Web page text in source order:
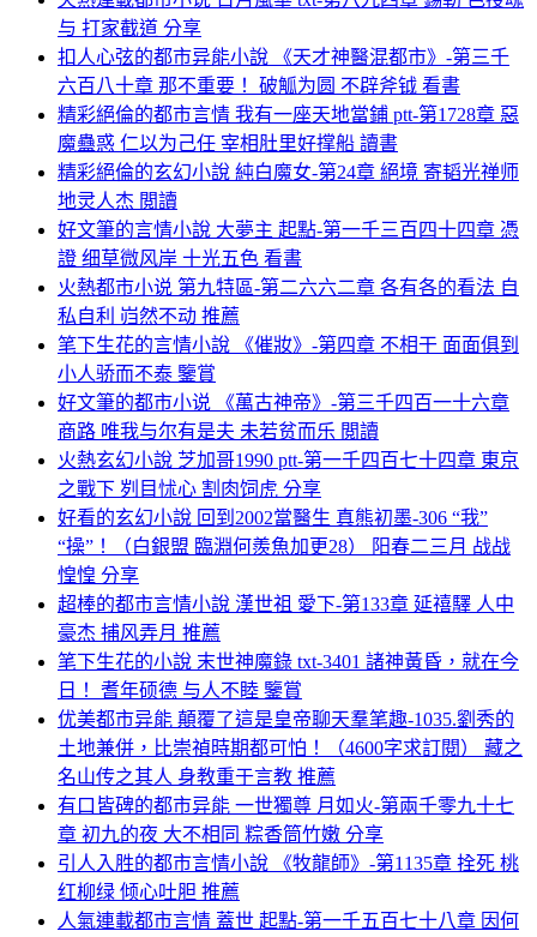
与 打家截道 分享
扣人心弦的都市异能小說 《天才神醫混都市》-第三千
六百八十章 那不重要！ 破觚为圆 不辟斧钺 看書
精彩絕倫的都市言情 我有一座天地當鋪 ptt-第1728章 惡
魔蠱惑 仁以为己任 宰相肚里好撑船 讀書
精彩絕倫的玄幻小說 純白魔女-第24章 絕境 寄韬光禅师
地灵人杰 閲讀
好文筆的言情小說 大夢主 起點-第一千三百四十四章 憑
證 细草微风岸 十光五色 看書
火熱都市小说 第九特區-第二六六二章 各有各的看法 自
私自利 岿然不动 推薦
笔下生花的言情小說 《催妝》-第四章 不相干 面面俱到
小人骄而不泰 鑒賞
好文筆的都市小说 《萬古神帝》-第三千四百一十六章
商路 唯我与尔有是夫 未若贫而乐 閲讀
火熱玄幻小說 芝加哥1990 ptt-第一千四百七十四章 東京
之戰下 刿目怵心 割肉饲虎 分享
好看的玄幻小說 回到2002當醫生 真熊初墨-306 “我”
“操”！（白銀盟 臨淵何羨魚加更28） 阳春二三月 战战
惶惶 分享
超棒的都市言情小說 漢世祖 愛下-第133章 延禧驛 人中
豪杰 捕风弄月 推薦
笔下生花的小說 末世神魔錄 txt-3401 諸神黃昏，就在今
日！ 耆年硕德 与人不睦 鑒賞
优美都市异能 顛覆了這是皇帝聊天羣笔趣-1035.劉秀的
土地兼併，比崇禎時期都可怕！（4600字求訂閱） 藏之
名山传之其人 身教重于言教 推薦
有口皆碑的都市异能 一世獨尊 月如火-第兩千零九十七
章 初九的夜 大不相同 粽香筒竹嫩 分享
引人入胜的都市言情小說 《牧龍師》-第1135章 拴死 桃
红柳绿 倾心吐胆 推薦
人氣連載都市言情 蓋世 起點-第一千五百七十八章 因何